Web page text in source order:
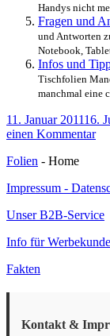
Handys nicht
Fragen und
und Antworten
Notebook,
Infos und
Tischfolien
manchmal eine
Veröffentlicht
am
11. Januar 201116.
einen Kommentarzu
Folien - Home
Impressum -
Unser B2B-Service
Info für
Fakten
Kontakt &